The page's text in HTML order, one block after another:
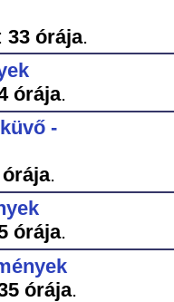
33 órája.
órája.
-
.
órája.
órája.